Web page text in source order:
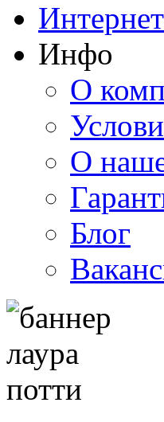
Инфо
О
О
Блог